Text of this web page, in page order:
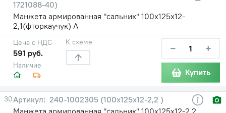
1721088-40)
Манжета армированная "сальник" 100х125х12-
2,1(фторкаучук) А
Наличие
Цена с НДС
591 руб.
К схеме − +
Купить
30
240-1002305 (100х125х12-2,2 )
Манжета армированная "сальник" 100х125х12-2,2